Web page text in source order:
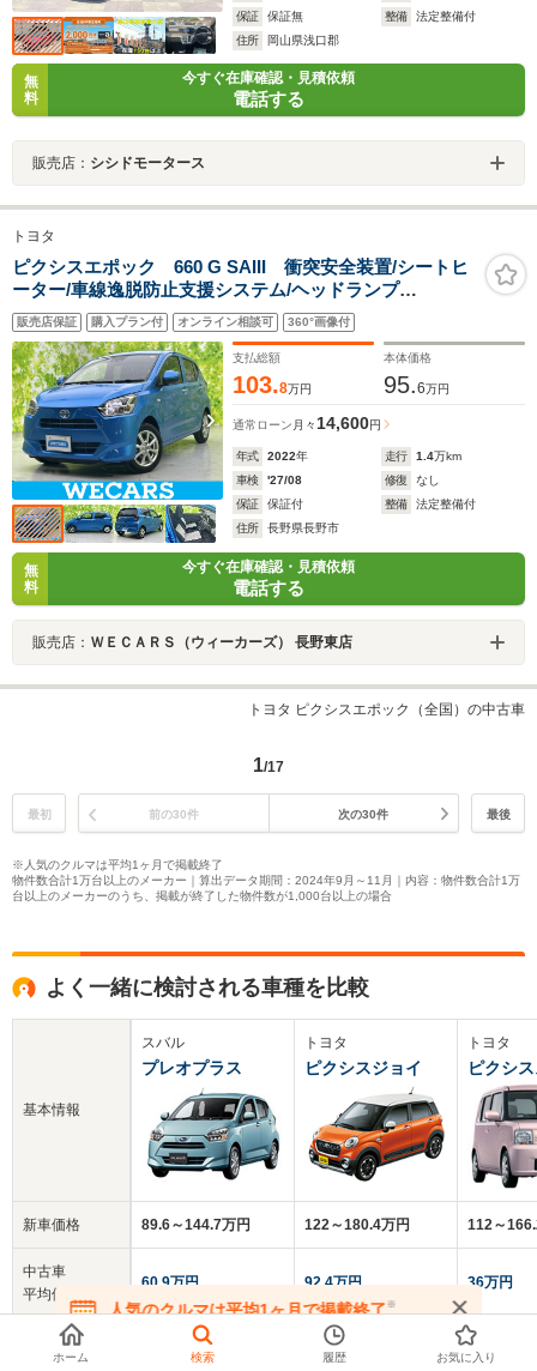
保証
保証無 整備
法定整備付
住所
岡山県浅口郡
無
料
今すぐ在庫確認・見積依頼
電話する
販売店： シシドモータース
トヨタ
ピクシスエポック 660 G SAIII 衝突安全装置/シートヒ
ーター/車線逸脱防止支援システム/ヘッドランプ
LED/ETC/EBD付ABS/横滑り防止装置/アイドリングスト
ップ/エアバッグ 運転席/エアバッグ 助手席
販売店保証 購入プラン付 オンライン相談可 360°画像付
支払総額
103.8万円
本体価格
95.6万円
通常ローン 月々14,600円
年式 2022年 走行 1.4万km
車検
'27/08 修復
なし
保証
保証付 整備
法定整備付
住所
長野県長野市
無
料
今すぐ在庫確認・見積依頼
電話する
販売店： ＷＥＣＡＲＳ（ウィーカーズ） 長野東店
トヨタ ピクシスエポック（全国）の中古車
1/17
最初 前の30件 次の30件 最後
※人気のクルマは平均1ヶ月で掲載終了
物件数合計1万台以上のメーカー｜算出データ期間：2024年9月～11月｜内容：物件数合計1万
台以上のメーカーのうち、掲載が終了した物件数が1,000台以上の場合
よく一緒に検討される車種を比較
基本情報
新車価格
中古車
平均価格
クチコミ
総合評価
スバル
プレオプラス
89.6～144.7万円
60.9万円
トヨタ
ピクシスジョイ
122～180.4万円
92.4万円
トヨタ
ピクシ
112～
36万円
3.7
人気のクルマは平均1ヶ月で掲載終了※
在庫が無くなる前にお問い合わせください
ホーム 検索 履歴 お気に入り